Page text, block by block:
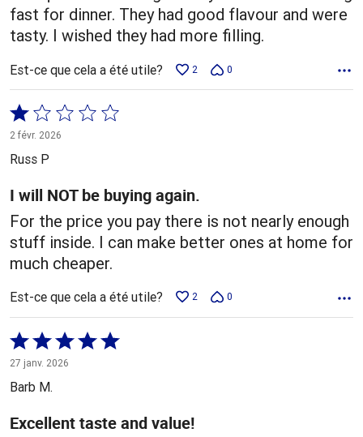
fast for dinner. They had good flavour and were
tasty. I wished they had more filling.
Est-ce que cela a été utile? 2 0
Coté
1 sur
5
2 févr. 2026
Russ P
I will NOT be buying again.
For the price you pay there is not nearly enough
stuff inside. I can make better ones at home for
much cheaper.
Est-ce que cela a été utile? 2 0
Coté
5 sur
5
27 janv. 2026
Barb M.
Excellent taste and value!